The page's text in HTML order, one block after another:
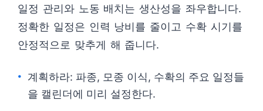
일정 관리와 노동 배치는 생산성을 좌우합니다.
정확한 일정은 인력 낭비를 줄이고 수확 시기를
안정적으로 맞추게 해 줍니다.
계획하라: 파종, 모종 이식, 수확의 주요 일정들
을 캘린더에 미리 설정한다.